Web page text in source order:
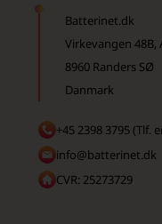
Batterinet.dk
Virkevangen 48B,
8960 Randers SØ
Danmark
+45 2398 3795 (Tlf.
info@batterinet.dk
CVR: 25273729